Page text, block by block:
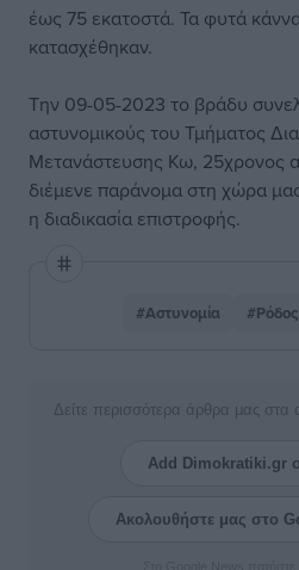
έως 75 εκατοστά. Τα φυτά
κατασχέθηκαν.
Την 09-05-2023 το βράδυ
αστυνομικούς του Τμήματος
Μετανάστευσης Κω, 25χρονος
διέμενε παράνομα στη χώρα
η διαδικασία επιστροφής.
#Αστυνομία #Ρόδος
Δείτε περισσότερα άρθρα μας
Add Dimokratiki.gr
Ακολουθήστε μας στο